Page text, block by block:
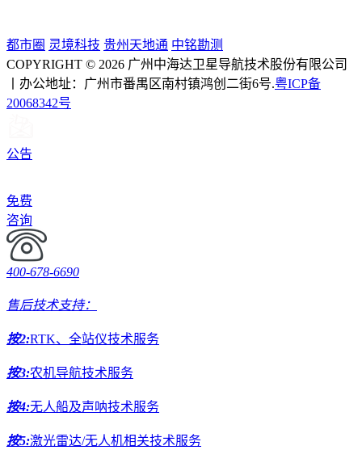
都市圈 灵境科技 贵州天地通 中铭勘测
COPYRIGHT © 2026 广州中海达卫星导航技术股份有限公司
丨办公地址：广州市番禺区南村镇鸿创二街6号.粤ICP备
20068342号
公告
免费
咨询
400-678-6690
售后技术支持：
按2:RTK、全站仪技术服务
按3:农机导航技术服务
按4:无人船及声呐技术服务
按5:激光雷达/无人机相关技术服务